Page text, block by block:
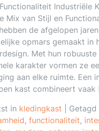
Industriële
Mix van Stijl en
de afgelopen
opmars gemaakt in
Met hun
karakter vormen ze
aan elke ruimte. Een
kast combineert
in kledingkast
Getagd
, functionaliteit,